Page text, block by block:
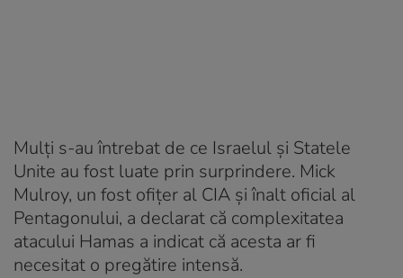
Mulți s-au întrebat de ce Israelul și Statele
Unite au fost luate prin surprindere. Mick
Mulroy, un fost ofițer al CIA și înalt oficial al
Pentagonului, a declarat că complexitatea
atacului Hamas a indicat că acesta ar fi
necesitat o pregătire intensă.